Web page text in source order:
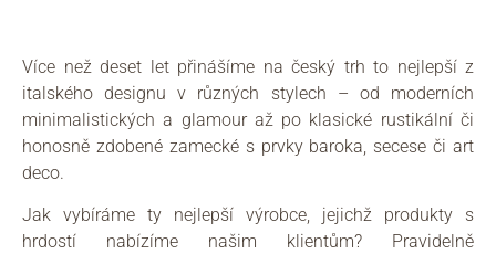
Více než deset let přinášíme na český trh to nejlepší z
italského designu v různých stylech – od moderních
minimalistických a glamour až po klasické rustikální či
honosně zdobené zamecké s prvky baroka, secese či art
deco.
Jak vybíráme ty nejlepší výrobce, jejichž produkty s
hrdostí nabízíme našim klientům? Pravidelně